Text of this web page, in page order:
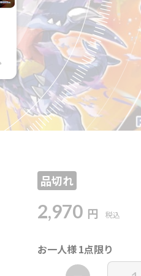
品切れ
2,970 円 税込
お一人様 1点限り